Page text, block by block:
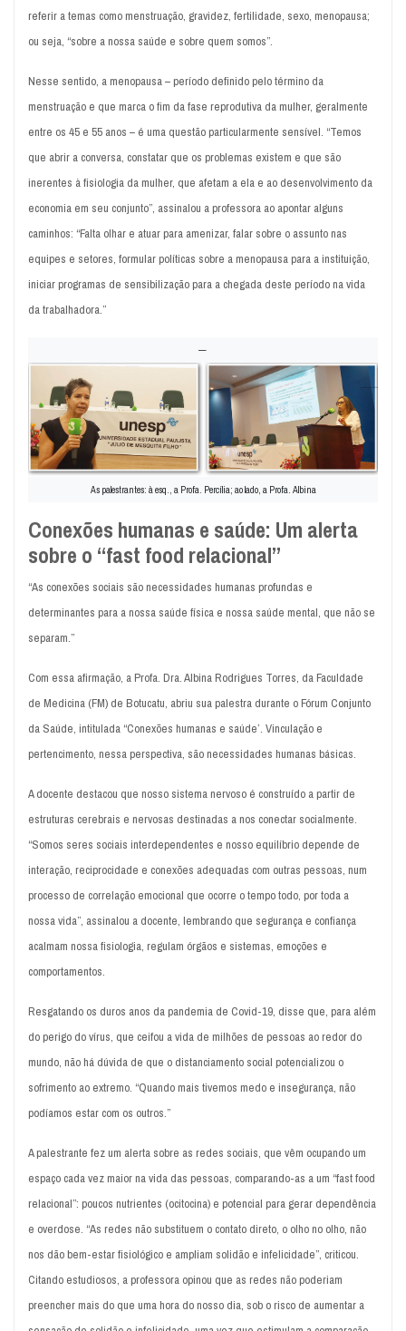
referir a temas como menstruação, gravidez, fertilidade, sexo, menopausa;
ou seja, “sobre a nossa saúde e sobre quem somos”.
Nesse sentido, a menopausa – período definido pelo término da
menstruação e que marca o fim da fase reprodutiva da mulher, geralmente
entre os 45 e 55 anos – é uma questão particularmente sensível. “Temos
que abrir a conversa, constatar que os problemas existem e que são
inerentes à fisiologia da mulher, que afetam a ela e ao desenvolvimento da
economia em seu conjunto”, assinalou a professora ao apontar alguns
caminhos: “Falta olhar e atuar para amenizar, falar sobre o assunto nas
equipes e setores, formular políticas sobre a menopausa para a instituição,
iniciar programas de sensibilização para a chegada deste período na vida
da trabalhadora.”
As palestrantes: à esq., a Profa. Percília; ao lado, a Profa. Albina
Conexões humanas e saúde: Um alerta
sobre o “fast food relacional”
“As conexões sociais são necessidades humanas profundas e
determinantes para a nossa saúde física e nossa saúde mental, que não se
separam.”
Com essa afirmação, a Profa. Dra. Albina Rodrigues Torres, da Faculdade
de Medicina (FM) de Botucatu, abriu sua palestra durante o Fórum Conjunto
da Saúde, intitulada “Conexões humanas e saúde’. Vinculação e
pertencimento, nessa perspectiva, são necessidades humanas básicas.
A docente destacou que nosso sistema nervoso é construído a partir de
estruturas cerebrais e nervosas destinadas a nos conectar socialmente.
“Somos seres sociais interdependentes e nosso equilíbrio depende de
interação, reciprocidade e conexões adequadas com outras pessoas, num
processo de correlação emocional que ocorre o tempo todo, por toda a
nossa vida”, assinalou a docente, lembrando que segurança e confiança
acalmam nossa fisiologia, regulam órgãos e sistemas, emoções e
comportamentos.
Resgatando os duros anos da pandemia de Covid-19, disse que, para além
do perigo do vírus, que ceifou a vida de milhões de pessoas ao redor do
mundo, não há dúvida de que o distanciamento social potencializou o
sofrimento ao extremo. “Quando mais tivemos medo e insegurança, não
podíamos estar com os outros.”
A palestrante fez um alerta sobre as redes sociais, que vêm ocupando um
espaço cada vez maior na vida das pessoas, comparando-as a um “fast food
relacional”: poucos nutrientes (ocitocina) e potencial para gerar dependência
e overdose. “As redes não substituem o contato direto, o olho no olho, não
nos dão bem-estar fisiológico e ampliam solidão e infelicidade”, criticou.
Citando estudiosos, a professora opinou que as redes não poderiam
preencher mais do que uma hora do nosso dia, sob o risco de aumentar a